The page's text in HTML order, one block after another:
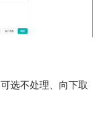
选不处理、向下取